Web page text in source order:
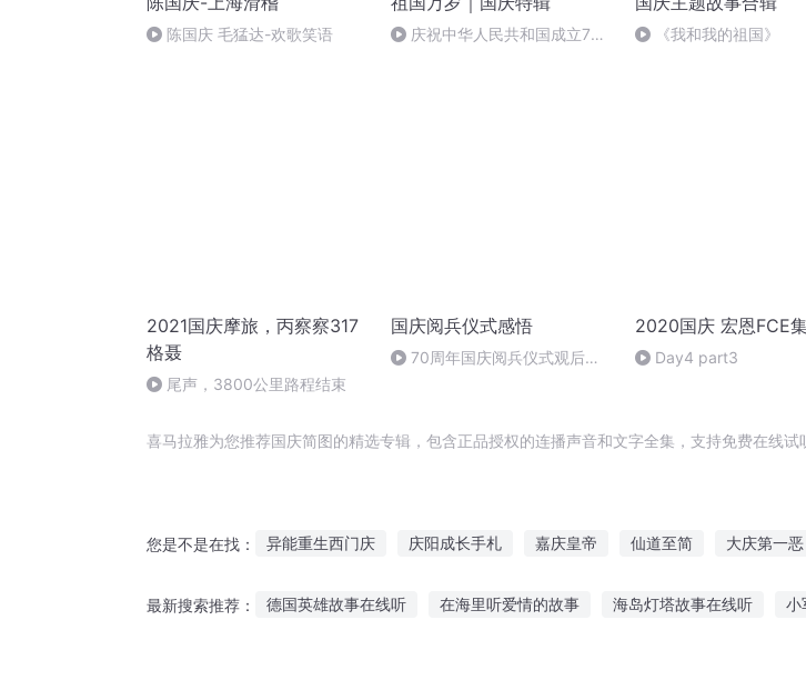
陈国庆 毛猛达-欢歌笑语
庆祝中华人民共和国成立73
《我和我的祖国》
2021国庆摩旅，丙察察317
格聂
尾声，3800公里路程结束
国庆阅兵仪式感悟
70周年国庆阅兵仪式观后感
2020国庆 宏恩FCE
Day4 part3
喜马拉雅为您推荐国庆简图的精选专辑，包含正品授权的连播声音和文字全集，支持免费在线试
您是不是在找： 异能重生西门庆 庆阳成长手札 嘉庆皇帝 仙道至简 大庆第一恶
最新搜索推荐： 德国英雄故事在线听 在海里听爱情的故事 海岛灯塔故事在线听 小